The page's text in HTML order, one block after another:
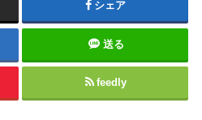
シェア
送る
feedly